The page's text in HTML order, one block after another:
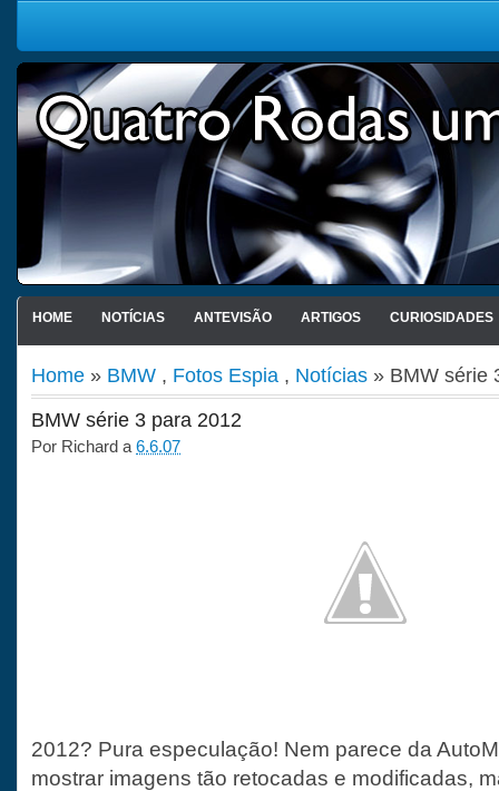
HOME NOTÍCIAS ANTEVISÃO ARTIGOS CURIOSIDADES
Home » BMW , Fotos Espia , Notícias » BMW série
BMW série 3 para 2012
Por Richard a 6.6.07
2012? Pura especulação! Nem parece da
mostrar imagens tão retocadas e modificadas,